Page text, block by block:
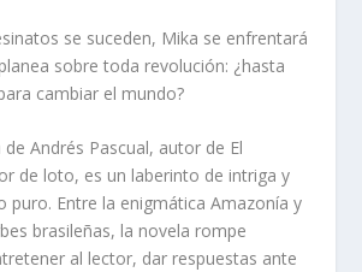
se suceden, Mika se enfrentará
sobre toda revolución: ¿hasta
cambiar el mundo?
Andrés Pascual, autor de El
de loto, es un laberinto de intriga y
puro. Entre la enigmática Amazonía y
brasileñas, la novela rompe
al lector, dar respuestas ante